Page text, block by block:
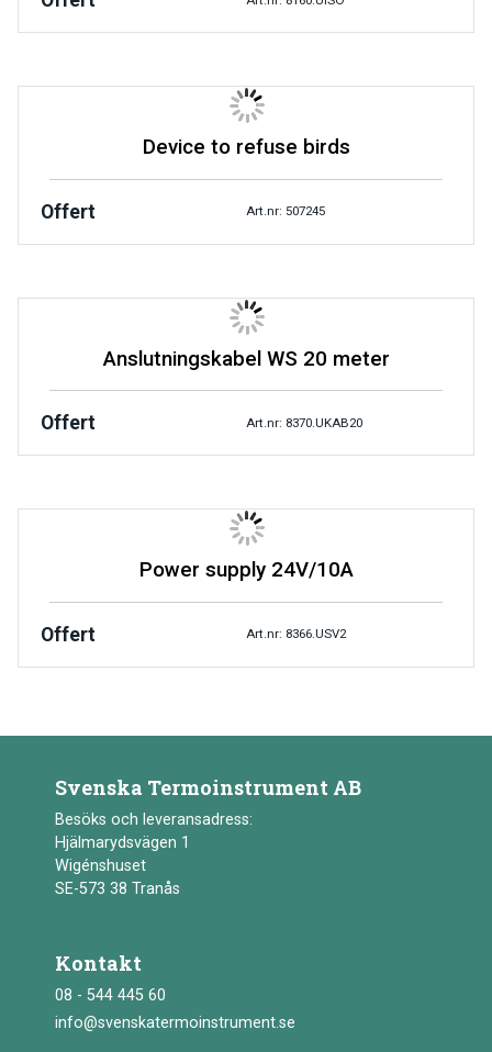
Device to refuse birds
Offert Art.nr: 507245
Anslutningskabel WS 20 meter
Offert Art.nr: 8370.UKAB20
Power supply 24V/10A
Offert Art.nr: 8366.USV2
Svenska Termoinstrument AB
Besöks och leveransadress:
Hjälmarydsvägen 1
Wigénshuset
SE-573 38 Tranås
Kontakt
08 - 544 445 60
info@svenskatermoinstrument.se